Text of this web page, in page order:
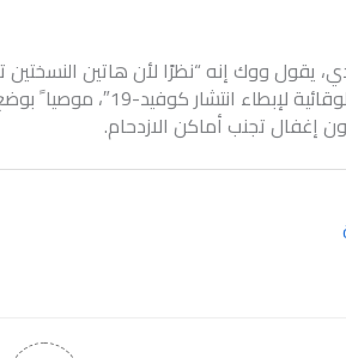
يقول ووك إنه “نظرًا لأن هاتين
حرصاً في إجراءاتنا
إغفال تجنب أماكن الازدحام.